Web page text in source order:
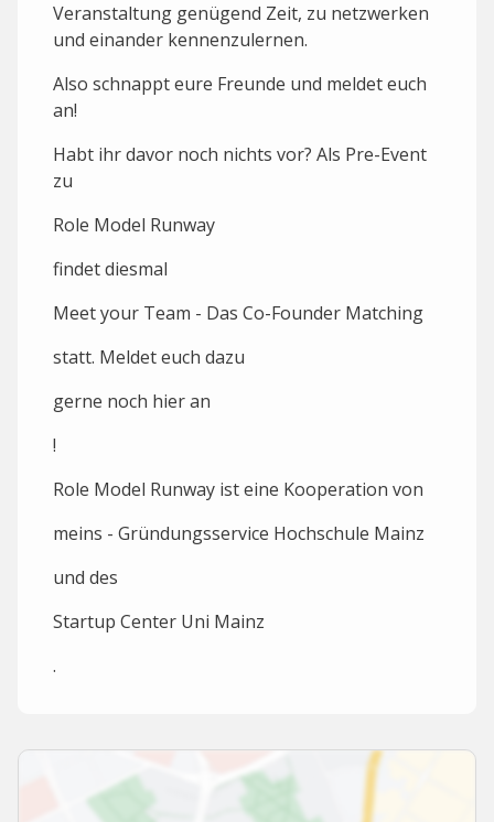
Veranstaltung genügend Zeit, zu netzwerken
und einander kennenzulernen.
Also schnappt eure Freunde und meldet euch
an!
H abt ihr davor noch nichts vor? Als Pre-Event
zu
Role Model Runway
findet diesmal
Meet your Team - Das Co-Founder Matching
statt. Meldet euch dazu
gerne noch hier an
!
Role Model Runway ist eine Kooperation von
meins - Gründungsservice Hochschule Mainz
und des
Startup Center Uni Mainz
.